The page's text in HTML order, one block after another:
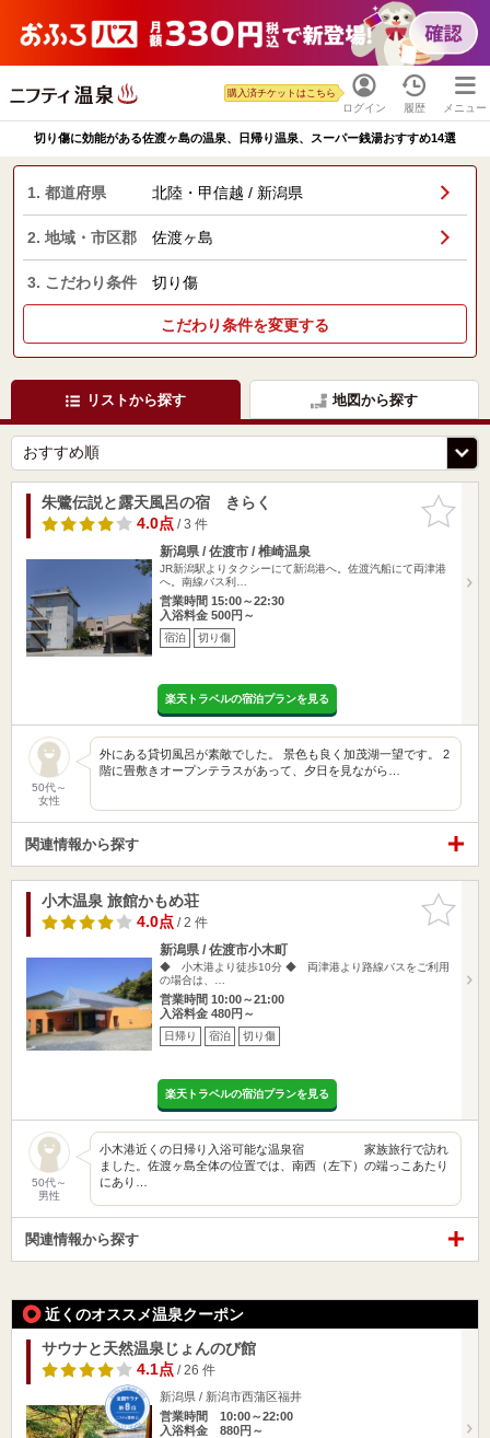
ログイン
購入済チケットはこちら
履歴 メニュー
切り傷に効能がある佐渡ヶ島の温泉、日帰り温泉、スーパー銭湯おすすめ14選
1. 都道府県 北陸・甲信越 / 新潟県
2. 地域・市区郡 佐渡ヶ島
3. こだわり条件 切り傷
こだわり条件を変更する
リストから探す 地図から探す
お気に入
りに追加
朱鷺伝説と露天風呂の宿 きらく
4.0点/ 3 件
新潟県 / 佐渡市 / 椎崎温泉
JR新潟駅よりタクシーにて新潟港へ。佐渡汽船にて両津港
へ。南線バス利…
営業時間 15:00～22:30
入浴料金 500円～
宿泊 切り傷
楽天トラベルの宿泊プランを見る
50代～
女性
外にある貸切風呂が素敵でした。 景色も良く加茂湖一望です。 2
階に畳敷きオープンテラスがあって、夕日を見ながら…
関連情報から探す
お気に入
りに追加
小木温泉 旅館かもめ荘
4.0点/ 2 件
新潟県 / 佐渡市小木町
◆ 小木港より徒歩10分 ◆ 両津港より路線バスをご利用
の場合は、…
営業時間 10:00～21:00
入浴料金 480円～
日帰り 宿泊 切り傷
楽天トラベルの宿泊プランを見る
50代～
男性
小木港近くの日帰り入浴可能な温泉宿 家族旅行で訪れ
ました。佐渡ヶ島全体の位置では、南西（左下）の端っこあたり
にあり…
関連情報から探す
近くのオススメ温泉クーポン
サウナと天然温泉じょんのび館
4.1点/ 26 件
新潟県 / 新潟市西蒲区福井
営業時間 10:00～22:00
入浴料金 880円～